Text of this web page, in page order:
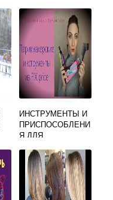
ИНСТРУМЕНТЫ И
ПРИСПОСОБЛЕНИ
Я ДЛЯ
ВОЛОС